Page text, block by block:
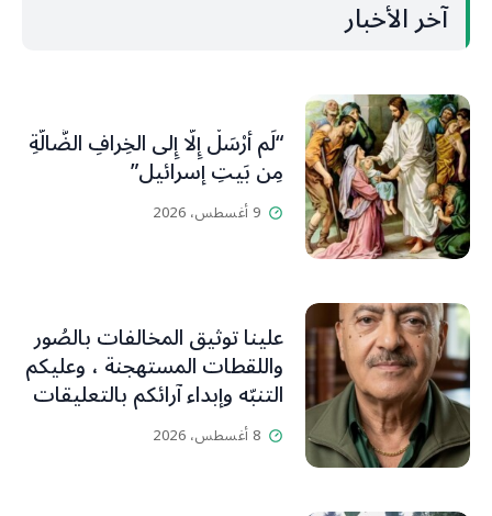
آخر الأخبار
“لَم أُرْسَلْ إِلَّا إِلى الخِرافِ الضَّالَّةِ
مِن بَيتِ إسرائيل”
9 أغسطس، 2026
علينا توثيق المخالفات بالصُور
واللقطات المستهجنة ، وعليكم
التنبّه وإبداء آرائكم بالتعليقات
(جورج صبّاغ)
8 أغسطس، 2026